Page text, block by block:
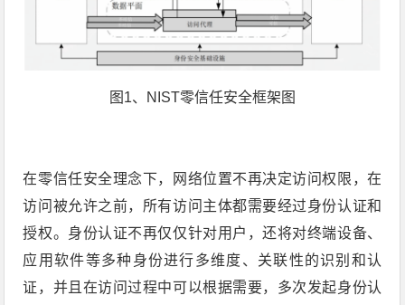
图1、NIST零信任安全框架图
在零信任安全理念下，网络位置不再决定访问权限，在
访问被允许之前，所有访问主体都需要经过身份认证和
授权。身份认证不再仅仅针对用户，还将对终端设备、
应用软件等多种身份进行多维度、关联性的识别和认
证，并且在访问过程中可以根据需要，多次发起身份认